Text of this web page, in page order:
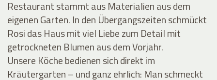
Restaurant stammt aus Materialien aus dem
eigenen Garten. In den Übergangszeiten schmückt
Rosi das Haus mit viel Liebe zum Detail mit
getrockneten Blumen aus dem Vorjahr.
Unsere Köche bedienen sich direkt im
Kräutergarten – und ganz ehrlich: Man schmeckt